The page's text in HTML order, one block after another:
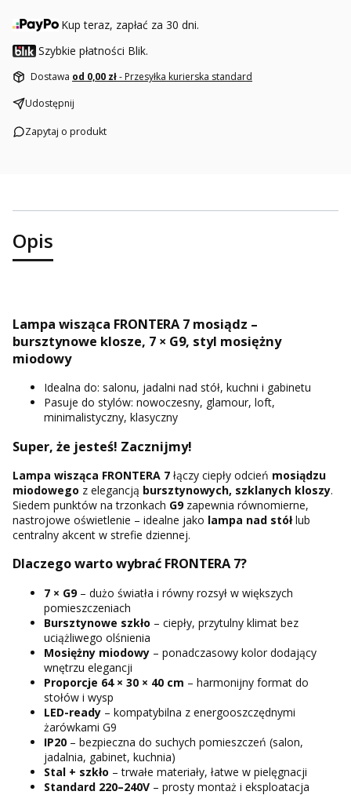
Kup teraz, zapłać za 30 dni.
Szybkie płatności Blik.
Dostawa od 0,00 zł- Przesyłka kurierska standard
Udostępnij
Zapytaj o produkt
Opis
Lampa wisząca FRONTERA 7 mosiądz –
bursztynowe klosze, 7 × G9, styl mosiężny
miodowy
Idealna do: salonu, jadalni nad stół, kuchni i gabinetu
Pasuje do stylów: nowoczesny, glamour, loft,
minimalistyczny, klasyczny
Super, że jesteś! Zacznijmy!
Lampa wisząca FRONTERA 7 łączy ciepły odcień mosiądzu
miodowego z elegancją bursztynowych, szklanych kloszy.
Siedem punktów na trzonkach G9zapewnia równomierne,
nastrojowe oświetlenie – idealne jako lampa nad stółlub
centralny akcent w strefie dziennej.
Dlaczego warto wybrać FRONTERA 7?
7 × G9– dużo światła i równy rozsył w większych
pomieszczeniach
Bursztynowe szkło – ciepły, przytulny klimat bez
uciążliwego olśnienia
Mosiężny miodowy – ponadczasowy kolor dodający
wnętrzu elegancji
Proporcje 64 × 30 × 40 cm – harmonijny format do
stołów i wysp
LED-ready – kompatybilna z energooszczędnymi
żarówkami G9
IP20 – bezpieczna do suchych pomieszczeń (salon,
jadalnia, gabinet, kuchnia)
Stal + szkło – trwałe materiały, łatwe w pielęgnacji
Standard 220–240V – prosty montaż i eksploatacja